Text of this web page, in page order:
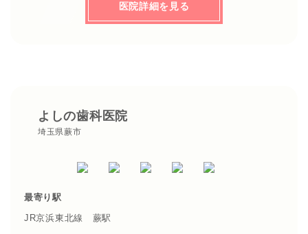
医院詳細を見る
よしの歯科医院
埼玉県蕨市
最寄り駅
JR京浜東北線 蕨駅